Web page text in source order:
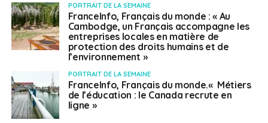
PORTRAIT DE LA SEMAINE
FranceInfo, Français du monde : « Au
Cambodge, un Français accompagne les
entreprises locales en matière de
protection des droits humains et de
l’environnement »
PORTRAIT DE LA SEMAINE
FranceInfo, Français du monde.« Métiers
de l’éducation : le Canada recrute en
ligne »